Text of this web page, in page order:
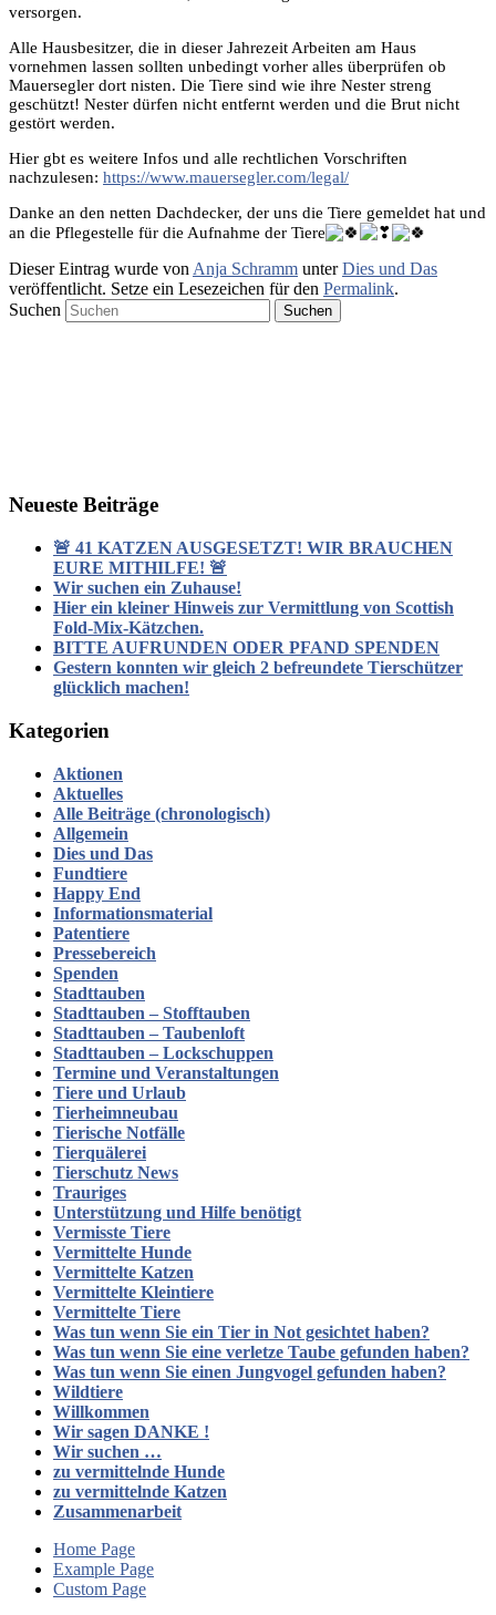
versorgen.
Alle Hausbesitzer, die in dieser Jahrezeit Arbeiten am Haus
vornehmen lassen sollten unbedingt vorher alles überprüfen ob
Mauersegler dort nisten. Die Tiere sind wie ihre Nester streng
geschützt! Nester dürfen nicht entfernt werden und die Brut nicht
gestört werden.
Hier gbt es weitere Infos und alle rechtlichen Vorschriften
nachzulesen: https://www.mauersegler.com/legal/
Danke an den netten Dachdecker, der uns die Tiere gemeldet hat und
an die Pflegestelle für die Aufnahme der Tiere
Dieser Eintrag wurde von Anja Schramm unterDies und Das
veröffentlicht. Setze ein Lesezeichen für den Permalink.
Suchen
Neueste Beiträge
🚨 41 KATZEN AUSGESETZT! WIR BRAUCHEN
EURE MITHILFE! 🚨
Wir suchen ein Zuhause!
Hier ein kleiner Hinweis zur Vermittlung von Scottish
Fold-Mix-Kätzchen.
BITTE AUFRUNDEN ODER PFAND SPENDEN
Gestern konnten wir gleich 2 befreundete Tierschützer
glücklich machen!
Kategorien
Aktionen
Aktuelles
Alle Beiträge (chronologisch)
Allgemein
Dies und Das
Fundtiere
Happy End
Informationsmaterial
Patentiere
Pressebereich
Spenden
Stadttauben
Stadttauben – Stofftauben
Stadttauben – Taubenloft
Stadttauben – Lockschuppen
Termine und Veranstaltungen
Tiere und Urlaub
Tierheimneubau
Tierische Notfälle
Tierquälerei
Tierschutz News
Trauriges
Unterstützung und Hilfe benötigt
Vermisste Tiere
Vermittelte Hunde
Vermittelte Katzen
Vermittelte Kleintiere
Vermittelte Tiere
Was tun wenn Sie ein Tier in Not gesichtet haben?
Was tun wenn Sie eine verletze Taube gefunden haben?
Was tun wenn Sie einen Jungvogel gefunden haben?
Wildtiere
Willkommen
Wir sagen DANKE !
Wir suchen …
zu vermittelnde Hunde
zu vermittelnde Katzen
Zusammenarbeit
Home Page
Example Page
Custom Page